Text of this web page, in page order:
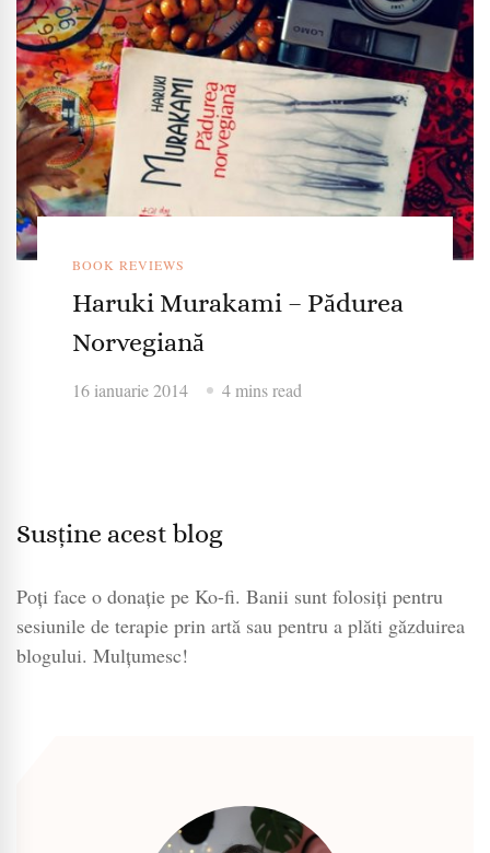
BOOK REVIEWS
Haruki Murakami – Pădurea
Norvegiană
16 ianuarie 2014 4 mins read
Susține acest blog
Poți face o donație pe Ko-fi. Banii sunt folosiți pentru
sesiunile de terapie prin artă sau pentru a plăti găzduirea
blogului. Mulțumesc!